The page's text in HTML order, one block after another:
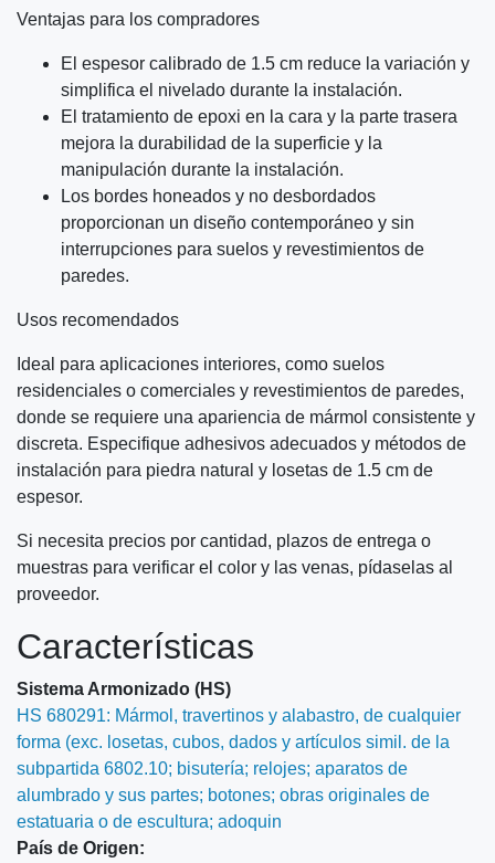
Ventajas para los compradores
El espesor calibrado de 1.5 cm reduce la variación y
simplifica el nivelado durante la instalación.
El tratamiento de epoxi en la cara y la parte trasera
mejora la durabilidad de la superficie y la
manipulación durante la instalación.
Los bordes honeados y no desbordados
proporcionan un diseño contemporáneo y sin
interrupciones para suelos y revestimientos de
paredes.
Usos recomendados
Ideal para aplicaciones interiores, como suelos
residenciales o comerciales y revestimientos de paredes,
donde se requiere una apariencia de mármol consistente y
discreta. Especifique adhesivos adecuados y métodos de
instalación para piedra natural y losetas de 1.5 cm de
espesor.
Si necesita precios por cantidad, plazos de entrega o
muestras para verificar el color y las venas, pídaselas al
proveedor.
Características
Sistema Armonizado (HS)
HS 680291: Mármol, travertinos y alabastro, de cualquier
forma (exc. losetas, cubos, dados y artículos simil. de la
subpartida 6802.10; bisutería; relojes; aparatos de
alumbrado y sus partes; botones; obras originales de
estatuaria o de escultura; adoquin
País de Origen: